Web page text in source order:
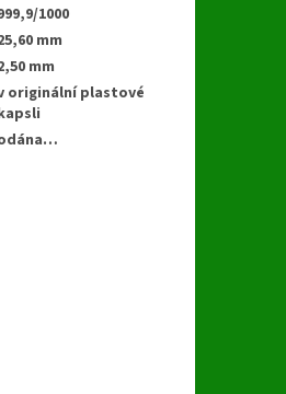
1000
mm
mm
originální plastové